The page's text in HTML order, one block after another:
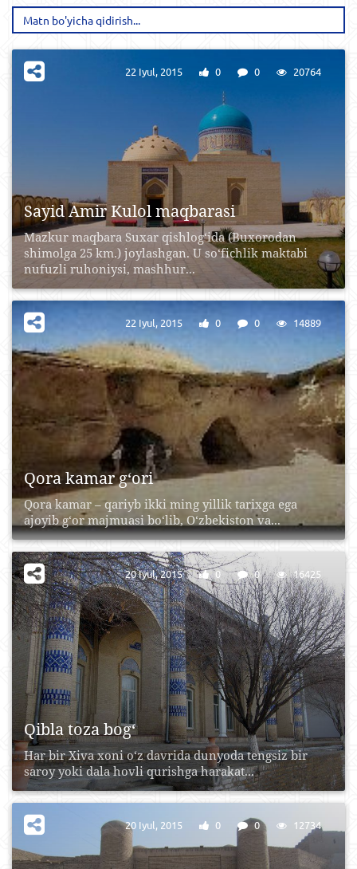
Sayid Amir Kulol maqbarasi
Mazkur maqbara Suxar qishlog‘ida (Buxorodan
shimolga 25 km.) joylashgan. U so‘fichlik maktabi
nufuzli ruhoniysi, mashhur...
22 Iyul, 2015 0 0 20764
Qora kamar g‘ori
Qora kamar – qariyb ikki ming yillik tarixga ega
ajoyib g‘or majmuasi bo‘lib, O‘zbekiston va...
22 Iyul, 2015 0 0 14889
Qibla toza bog‘
Har bir Xiva xoni o‘z davrida dunyoda tengsiz bir
saroy yoki dala hovli qurishga harakat...
20 Iyul, 2015 0 0 16425
20 Iyul, 2015 0 0 12734